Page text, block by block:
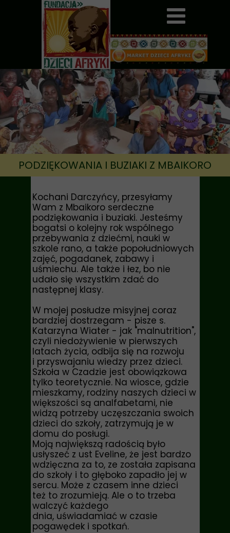
PODZIĘKOWANIA I BUZIAKI Z MBAIKORO
Kochani Darczyńcy, przesyłamy
Wam z Mbaikoro serdeczne
podziękowania i buziaki. Jesteśmy
bogatsi o kolejny rok wspólnego
przebywania z dziećmi, nauki w
szkole rano, a także popołudniowych
zajęć, pogadanek, zabawy i
uśmiechu. Ale także i łez, bo nie
udało się wszystkim zdać do
następnej klasy.
W mojej posłudze misyjnej coraz
bardziej dostrzegam - pisze s.
Katarzyna Wiater - jak "malnutrition",
czyli niedożywienie w pierwszych
latach życia, odbija się na rozwoju
i przyswajaniu wiedzy przez dzieci.
Szkoła w Czadzie jest obowiązkowa
tylko teoretycznie. Na wiosce, gdzie
mieszkamy, rodziny naszych dzieci w
większości są analfabetami, nie
widzą potrzeby uczęszczania swoich
dzieci do szkoły, zatrzymują je w
domu do posługi.
Moją największą radością było
usłyszeć z ust Eveline, że jest bardzo
wdzięczna za to, ze została zapisana
do szkoły i to głęboko zapadło jej w
sercu. Może z czasem inne dzieci
też to zrozumieją. Ale o to trzeba
walczyć każdego
dnia, uświadamiać w czasie
pogawędek i spotkań.